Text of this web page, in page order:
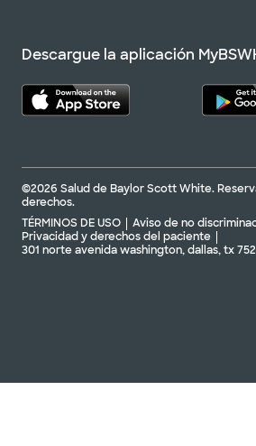
Descargue la aplicación
©2026 Salud de Baylor Scott White.
derechos.
TÉRMINOS DE USO
Aviso de no
Privacidad y derechos del paciente
301 norte avenida washington, dallas, tx